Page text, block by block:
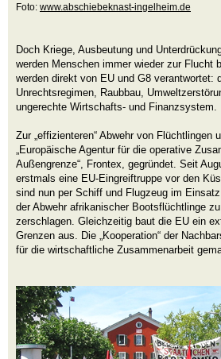
Foto: www.abschiebeknast-ingelheim.de
Doch Kriege, Ausbeutung und
werden Menschen immer wieder zur Flucht
werden direkt von EU und G8 verantwortet:
Unrechtsregimen, Raubbau,
ungerechte Wirtschafts- und Finanzsystem.
Zur „effizienteren“ Abwehr von Flüchtlingen
„Europäische Agentur für die operative
Außengrenze“, Frontex, gegründet. Seit
erstmals eine EU-Eingreiftruppe vor den
sind nun per Schiff und Flugzeug im
der Abwehr afrikanischer Bootsflüchtlinge
zerschlagen. Gleichzeitig baut die EU ein
Grenzen aus. Die „Kooperation“ der
für die wirtschaftliche Zusammenarbeit